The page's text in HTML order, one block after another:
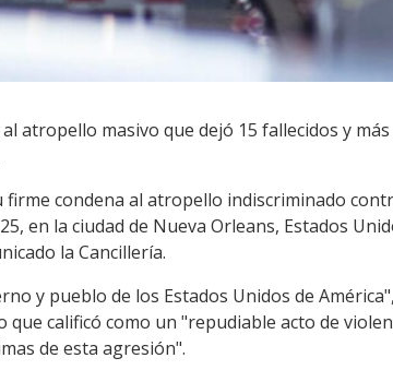
atropello masivo que dejó 15 fallecidos y
condena al atropello indiscriminado
en la ciudad de Nueva Orleans, Estados
la Cancillería.
y pueblo de los Estados Unidos de América",
calificó como un "repudiable acto de
de esta agresión".